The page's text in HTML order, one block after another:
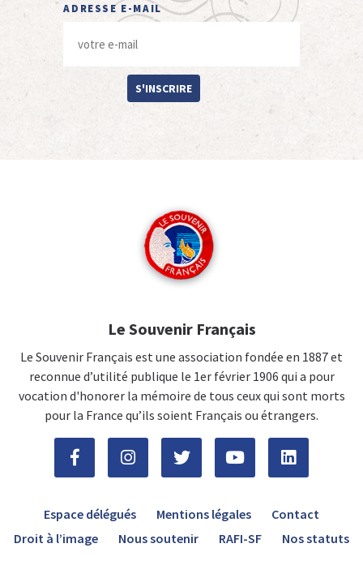
ADRESSE E-MAIL
S'INSCRIRE
Le Souvenir Français
Le Souvenir Français est une association fondée en 1887 et
reconnue d’utilité publique le 1er février 1906 qui a pour
vocation d'honorer la mémoire de tous ceux qui sont morts
pour la France qu’ils soient Français ou étrangers.
Espace délégués Mentions légales
Contact
Droit à l’image
Nous soutenir RAFI-SF Nos statuts